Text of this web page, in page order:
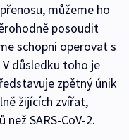
můžeme ho
posoudit
schopni operovat s
důsledku toho je
zpětný únik
žijících zvířat,
SARS-CoV-2.